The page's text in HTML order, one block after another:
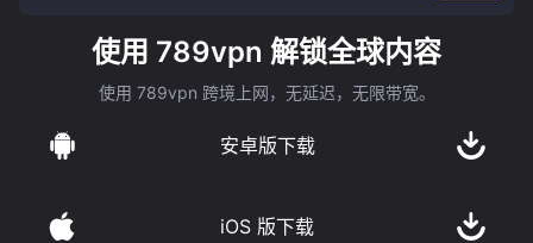
使用 789vpn 解锁全球内容
使用 789vpn 跨境上网，无延迟，无限带宽。
安卓版下载
iOS 版下载